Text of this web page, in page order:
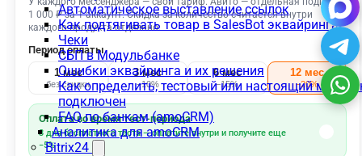
Автоматическое выставление ссылок
Как подтягивать товар в SalesBot эквайринга
Чеки
СБП в Модульбанке
Ошибки эквайринга и их решения
Как определить, тестовый или настоящий
подключен
FAQ по банкам (amoCRM)
Аналитика для amoCRM
Bitrix24